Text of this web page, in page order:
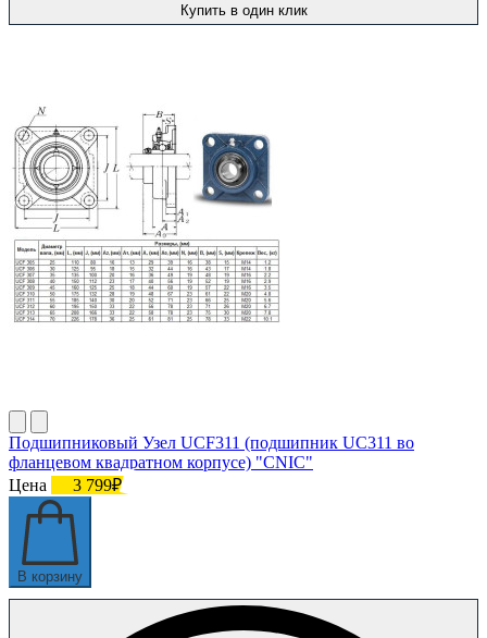
Купить в один клик
Подшипниковый Узел UCF311 (подшипник UC311 во
фланцевом квадратном корпусе) "CNIC"
Цена
3 799₽
В корзину